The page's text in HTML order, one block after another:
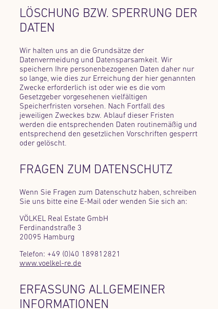
LÖSCHUNG BZW. SPERRUNG DER
DATEN
Wir halten uns an die Grundsätze der
Datenvermeidung und Datensparsamkeit. Wir
speichern Ihre personenbezogenen Daten daher nur
so lange, wie dies zur Erreichung der hier genannten
Zwecke erforderlich ist oder wie es die vom
Gesetzgeber vorgesehenen vielfältigen
Speicherfristen vorsehen. Nach Fortfall des
jeweiligen Zweckes bzw. Ablauf dieser Fristen
werden die entsprechenden Daten routinemäßig und
entsprechend den gesetzlichen Vorschriften gesperrt
oder gelöscht.
FRAGEN ZUM DATENSCHUTZ
Wenn Sie Fragen zum Datenschutz haben, schreiben
Sie uns bitte eine E-Mail oder wenden Sie sich an:
VÖLKEL Real Estate GmbH
Ferdinandstraße 3
20095 Hamburg
Telefon: +49 (0)40 189812821
www.voelkel-re.de
ERFASSUNG ALLGEMEINER
INFORMATIONEN